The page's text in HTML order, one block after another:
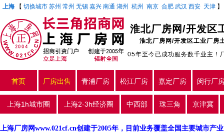
上海 【 切换城市 苏州 常州 无锡 嘉兴 南通 湖州 杭州 南京 合肥 武汉 西安 天津 】
淮北厂房网/开发区
淮北厂房网/开发区工业厂房
05年至今已成功服务数千业主！
首页 厂房出售 青浦厂房 松江厂房 嘉定厂房 闵行厂
上海1h城市圈 上海2-3h经济圈 中西部 珠三角 京津冀
上海厂房网www.021cf.cn创建于2005年，目前业务覆盖全国主要城市产